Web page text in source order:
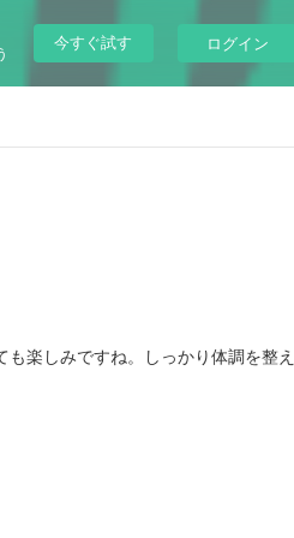
今すぐ試す ログイン
楽しみですね。しっかり体調を整え